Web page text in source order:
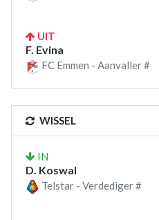
UIT
F. Evina
FC Emmen - Aanvaller #
WISSEL
IN
D. Koswal
Telstar - Verdediger #